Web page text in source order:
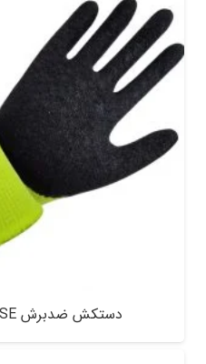
دستکش ضدبرش PSE مدل پرشیا کد 221